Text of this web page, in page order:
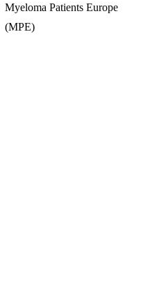
Myeloma Patients Europe
(MPE)